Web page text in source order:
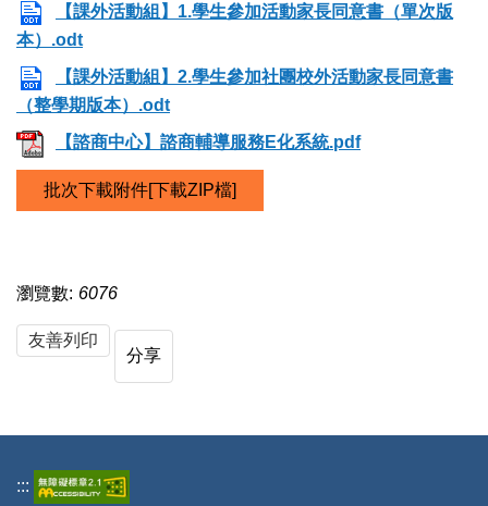
【課外活動組】1.學生參加活動家長同意書（單次版
本）.odt
【課外活動組】2.學生參加社團校外活動家長同意書
（整學期版本）.odt
【諮商中心】諮商輔導服務E化系統.pdf
批次下載附件[下載ZIP檔]
瀏覽數: 6076
友善列印
分享
:::